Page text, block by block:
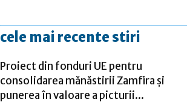
cele mai recente stiri
Proiect din fonduri UE pentru
consolidarea mănăstirii Zamfira şi
punerea în valoare a picturii...